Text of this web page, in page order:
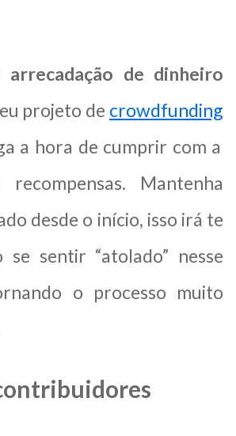
arrecadação de dinheiro
projeto de crowdfunding
a hora de cumprir com a
Mantenha
desde o início, isso irá te
sentir “atolado” nesse
o processo muito